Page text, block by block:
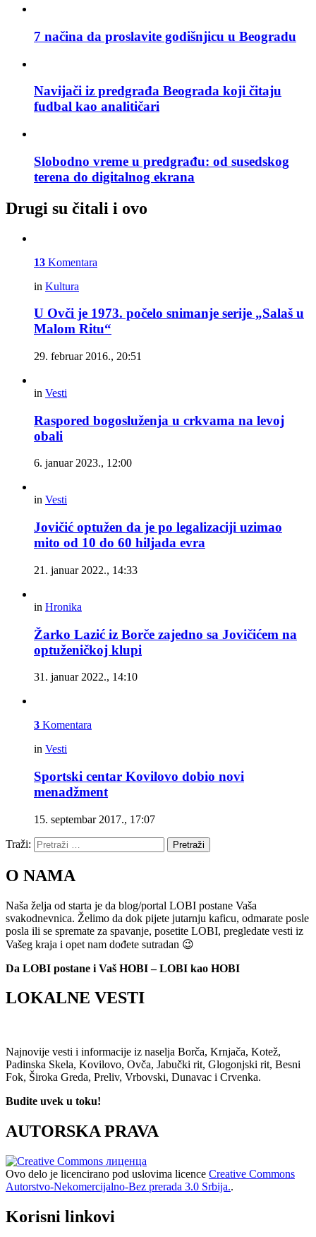
7 načina da proslavite godišnjicu u Beogradu
Navijači iz predgrađa Beograda koji čitaju
fudbal kao analitičari
Slobodno vreme u predgrađu: od susedskog
terena do digitalnog ekrana
Drugi su čitali i ovo
13 Komentara
in Kultura
U Ovči je 1973. počelo snimanje serije „Salaš u
Malom Ritu“
29. februar 2016., 20:51
in Vesti
Raspored bogosluženja u crkvama na levoj
obali
6. januar 2023., 12:00
in Vesti
Jovičić optužen da je po legalizaciji uzimao
mito od 10 do 60 hiljada evra
21. januar 2022., 14:33
in Hronika
Žarko Lazić iz Borče zajedno sa Jovičićem na
optuženičkoj klupi
31. januar 2022., 14:10
3 Komentara
in Vesti
Sportski centar Kovilovo dobio novi
menadžment
15. septembar 2017., 17:07
Traži: Pretraži
O NAMA
Naša želja od starta je da blog/portal LOBI postane Vaša
svakodnevnica. Želimo da dok pijete jutarnju kaficu, odmarate posle
posla ili se spremate za spavanje, posetite LOBI, pregledate vesti iz
Vašeg kraja i opet nam dođete sutradan 😉
Da LOBI postane i Vaš HOBI – LOBI kao HOBI
LOKALNE VESTI
Najnovije vesti i informacije iz naselja Borča, Krnjača, Kotež,
Padinska Skela, Kovilovo, Ovča, Jabučki rit, Glogonjski rit, Besni
Fok, Široka Greda, Preliv, Vrbovski, Dunavac i Crvenka.
Budite uvek u toku!
AUTORSKA PRAVA
Ovo delo je licencirano pod uslovima licence Creative Commons
Autorstvo-Nekomercijalno-Bez prerada 3.0 Srbija..
Korisni linkovi